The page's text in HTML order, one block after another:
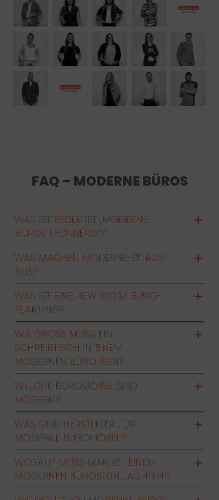
FAQ – MODERNE BÜROS
WAS IST BEDEUTET „MODERNE
BÜROS LEONBERG“?
WAS MACHEN MODERNE-BÜROS
AUS?
WAS IST EINE NEW WORK BÜRO-
PLANUNG?
WIE GROSS MUSS EIN S
CHREIBTISCH IN EINEM M
ODERNEN BÜRO SEIN?
WELCHE BÜROMÖBEL SIND
MODERN?
WAS SIND HERSTELLER FÜR
MODERNE BÜROMÖBEL?
WORAUF MUSS MAN BEI EINEM
MODERNEN BÜROSTUHL ACHTEN?